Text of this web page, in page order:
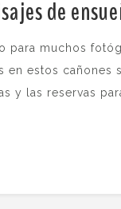
de
para muchos
estos cañones
y las reservas